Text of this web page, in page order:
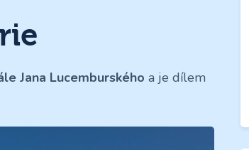
Jana Lucemburského a je dílem